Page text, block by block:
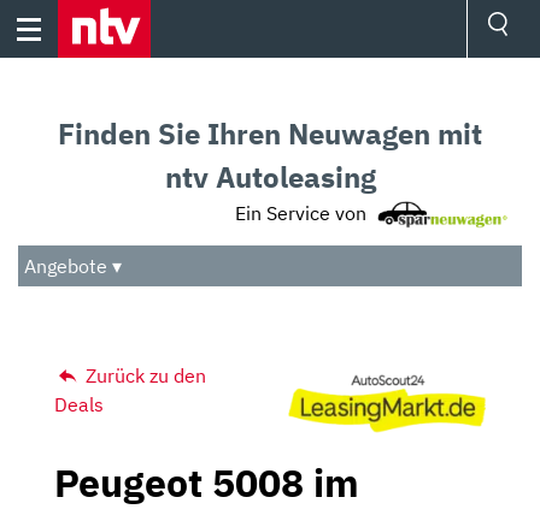
Skip
Audio
Das Beste
Finden Sie Ihren Neuwagen mit
ntv Autoleasing
Ein Service von
Angebote ▾
Zurück zu den
Deals
Peugeot 5008 im